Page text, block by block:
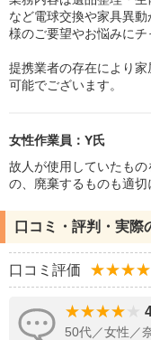
など電球交換や家具異
様のご要望やお悩みにチ
提携業者の存在により
可能でございます。
女性作業員：Y氏
故人が使用していたも
の、廃棄するものも適切
口コミ・評判・実際
口コミ評価
50代／女性／